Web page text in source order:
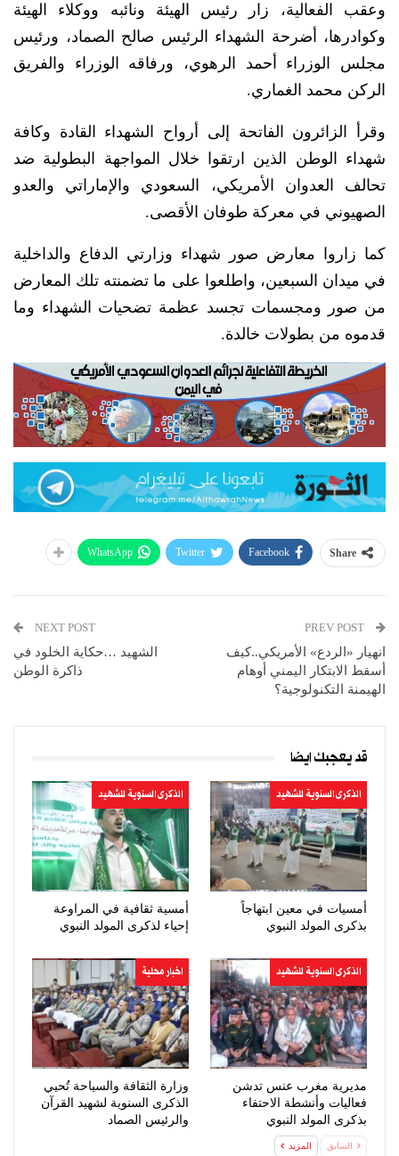
وعقب الفعالية، زار رئيس الهيئة ونائبه ووكلاء الهيئة
وكوادرها، أضرحة الشهداء الرئيس صالح الصماد، ورئيس
مجلس الوزراء أحمد الرهوي، ورفاقه الوزراء والفريق
الركن محمد الغماري.
وقرأ الزائرون الفاتحة إلى أرواح الشهداء القادة وكافة
شهداء الوطن الذين ارتقوا خلال المواجهة البطولية ضد
تحالف العدوان الأمريكي، السعودي والإماراتي والعدو
الصهيوني في معركة طوفان الأقصى.
كما زاروا معارض صور شهداء وزارتي الدفاع والداخلية
في ميدان السبعين، واطلعوا على ما تضمنته تلك المعارض
من صور ومجسمات تجسد عظمة تضحيات الشهداء وما
قدموه من بطولات خالدة.
Share
Facebook
Twitter
WhatsApp
انهيار «الردع» الأمريكي..كيف
أسقط الابتكار اليمني أوهام
الهيمنة التكنولوجية؟
NEXT POST
الشهيد …حكاية الخلود في
ذاكرة الوطن
قد يعجبك ايضا
الذكرى السنوية للشهيد
أمسيات في معين ابتهاجاً
بذكرى المولد النبوي
الذكرى السنوية للشهيد
أمسية ثقافية في المراوعة
إحياء لذكرى المولد النبوي
الذكرى السنوية للشهيد
مديرية مغرب عنس تدشن
فعاليات وأنشطة الاحتفاء
بذكرى المولد النبوي
اخبار محلية
وزارة الثقافة والسياحة تُحيي
الذكرى السنوية لشهيد القرآن
والرئيس الصماد
السابق المزيد